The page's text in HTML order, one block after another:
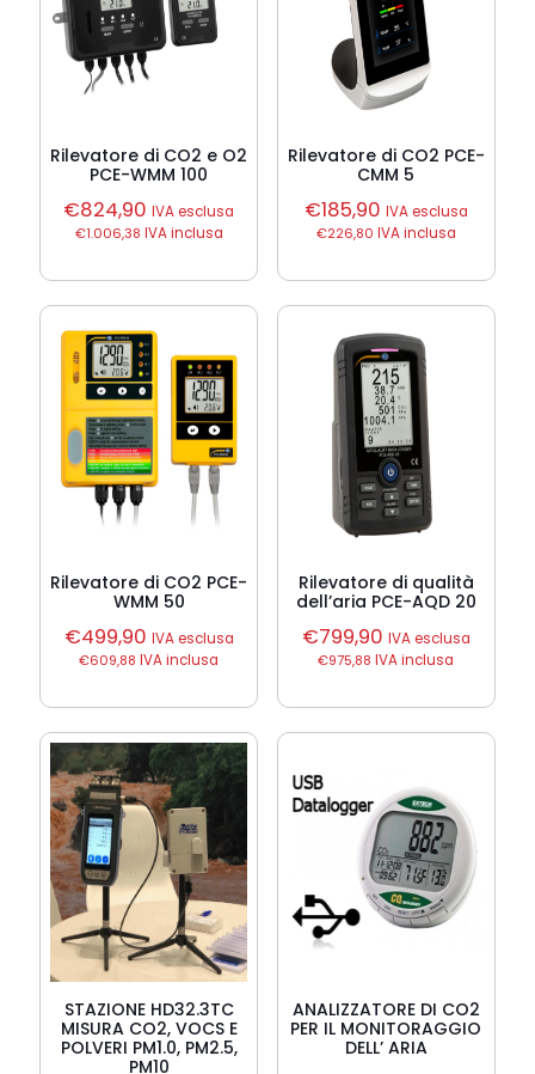
Rilevatore di CO2 e O2
PCE-WMM 100
€824,90 IVA esclusa
€1.006,38 IVA inclusa
Rilevatore di CO2 PCE-
CMM 5
€185,90 IVA esclusa
€226,80 IVA inclusa
Rilevatore di CO2 PCE-
WMM 50
€499,90 IVA esclusa
€609,88 IVA inclusa
Rilevatore di qualità
dell’aria PCE-AQD 20
€799,90 IVA esclusa
€975,88 IVA inclusa
STAZIONE HD32.3TC
MISURA CO2, VOCS E
POLVERI PM1.0, PM2.5,
PM10
ANALIZZATORE DI CO2
PER IL MONITORAGGIO
DELL’ ARIA